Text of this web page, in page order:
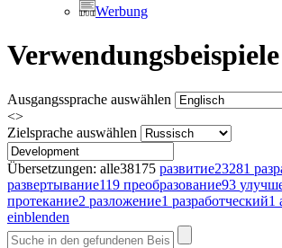
Werbung
Ausgangssprache auswählen
<>
Zielsprache auswählen
Übersetzungen: alle38175 развитие23281
развертывание119 преобразование93
протекание2 разложение1 разработческий1
einblenden